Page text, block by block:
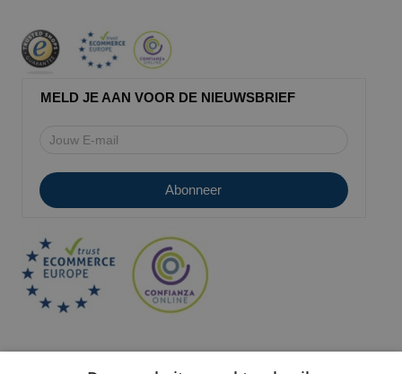
MELD JE AAN VOOR DE NIEUWSBRIEF